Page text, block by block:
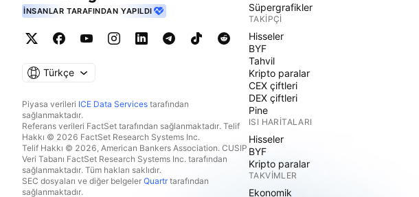
İNSANLAR TARAFINDAN YAPILDI
Türkçe
Piyasa verileri ICE Data Services tarafından
sağlanmaktadır.
Referans verileri FactSet tarafından sağlanmaktadır. Telif
Hakkı © 2026 FactSet Research Systems Inc.
Telif Hakkı © 2026, American Bankers Association. CUSIP
Veri Tabanı FactSet Research Systems Inc. tarafından
sağlanmaktadır. Tüm hakları saklıdır.
SEC dosyaları ve diğer belgeler Quartrtarafından
sağlanmaktadır.
Süpergrafikler
TAKIPÇI
Hisseler
BYF
Tahvil
Kripto paralar
CEX çiftleri
DEX çiftleri
Pine
ISI HARITALARI
Hisseler
BYF
Kripto paralar
TAKVIMLER
Ekonomik